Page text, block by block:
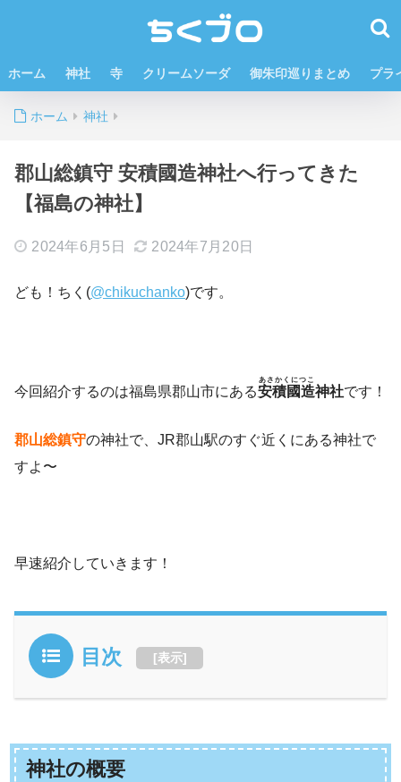
ホーム 神社 寺 クリームソーダ 御朱印巡りまとめ プラ
ホーム 神社
郡山総鎮守 安積國造神社へ行ってきた
【福島の神社】
2024年6月5日 2024年7月20日
ども！ちく(@chikuchanko)です。
今回紹介するのは福島県郡山市にある安積國造
あさかくにつこ
神社です！
郡山総鎮守の神社で、JR郡山駅のすぐ近くにある神社で
すよ〜
早速紹介していきます！
目次 [表示]
神社の概要